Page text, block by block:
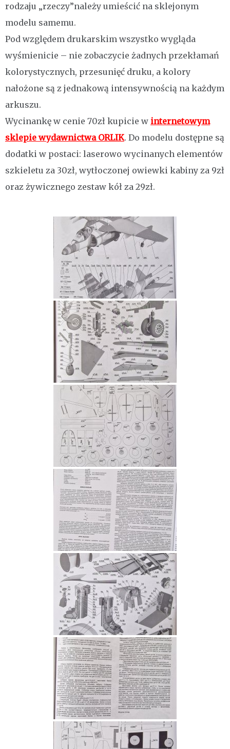
rodzaju „rzeczy”należy umieścić na sklejonym
modelu samemu.
Pod względem drukarskim wszystko wygląda
wyśmienicie – nie zobaczycie żadnych przekłamań
kolorystycznych, przesunięć druku, a kolory
nałożone są z jednakową intensywnością na każdym
arkuszu.
Wycinankę w cenie 70zł kupicie w internetowym
sklepie wydawnictwa ORLIK. Do modelu dostępne są
dodatki w postaci: laserowo wycinanych elementów
szkieletu za 30zł, wytłoczonej owiewki kabiny za 9zł
oraz żywicznego zestaw kół za 29zł.